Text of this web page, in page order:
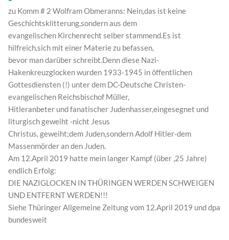
zu Komm # 2 Wolfram Obmeranns: Nein,das ist keine
Geschichtsklitterung,sondern aus dem
evangelischen Kirchenrecht selber stammend.Es ist
hilfreich,sich mit einer Materie zu befassen,
bevor man darüber schreibt.Denn diese Nazi-
Hakenkreuzglocken wurden 1933-1945 in öffentlichen
Gottesdiensten (!) unter dem DC-Deutsche Christen-
evangelischen Reichsbischof Müller,
Hitleranbeter und fanatischer Judenhasser,eingesegnet und
liturgisch geweiht -nicht Jesus
Christus, geweiht;dem Juden,sondern Adolf Hitler-dem
Massenmörder an den Juden.
Am 12.April 2019 hatte mein langer Kampf (über ,25 Jahre)
endlich Erfolg:
DIE NAZIGLOCKEN IN THÜRINGEN WERDEN SCHWEIGEN
UND ENTFERNT WERDEN!!!
Siehe Thüringer Allgemeine Zeitung vom 12.April 2019 und dpa
bundesweit